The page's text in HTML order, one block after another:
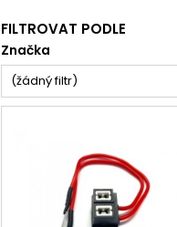
FILTROVAT PODLE
Značka
(žádný filtr)